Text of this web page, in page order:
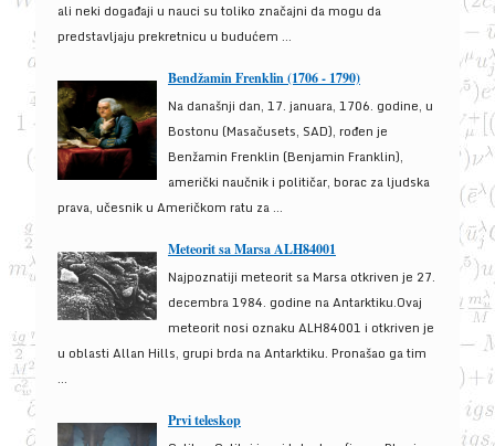
ali neki događaji u nauci su toliko značajni da mogu da
predstavljaju prekretnicu u budućem ...
Bendžamin Frenklin (1706 - 1790)
Na današnji dan, 17. januara, 1706. godine, u
Bostonu (Masačusets, SAD), rođen je
Benžamin Frenklin (Benjamin Franklin),
američki naučnik i političar, borac za ljudska
prava, učesnik u Američkom ratu za ...
Meteorit sa Marsa ALH84001
Najpoznatiji meteorit sa Marsa otkriven je 27.
decembra 1984. godine na Antarktiku.Ovaj
meteorit nosi oznaku ALH84001 i otkriven je
u oblasti Allan Hills, grupi brda na Antarktiku. Pronašao ga tim
...
Prvi teleskop